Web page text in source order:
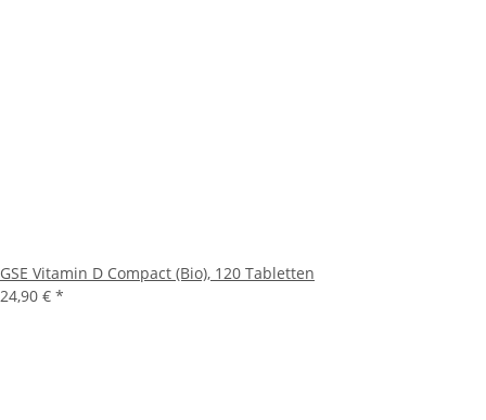
GSE Vitamin D Compact (Bio), 120 Tabletten
24,90 € *